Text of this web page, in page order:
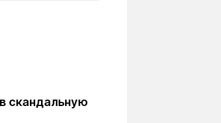
скандальную